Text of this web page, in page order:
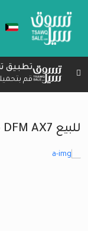
تطبيق
قم
للبيع DFM AX7 موديل 2019